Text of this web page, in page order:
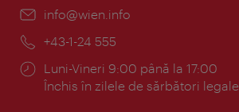
E-
info@wien.info
Telefon:
+43-1-24 555
Program:
Luni-Vineri 9:00 până la 17:00
Închis în zilele de sărbători legale